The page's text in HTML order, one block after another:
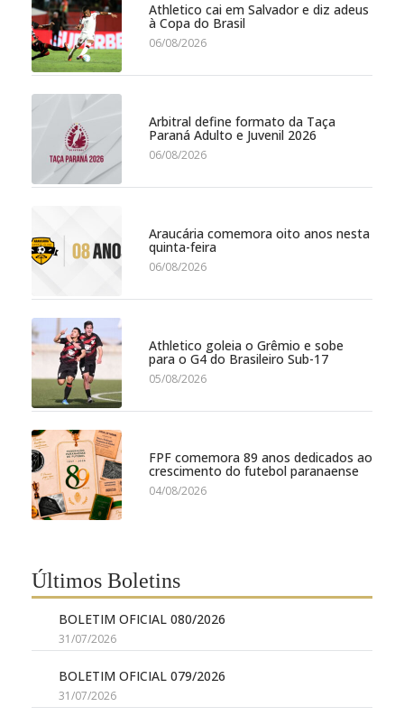
Athletico cai em Salvador e diz adeus
à Copa do Brasil
06/08/2026
Arbitral define formato da Taça
Paraná Adulto e Juvenil 2026
06/08/2026
Araucária comemora oito anos nesta
quinta-feira
06/08/2026
Athletico goleia o Grêmio e sobe
para o G4 do Brasileiro Sub-17
05/08/2026
FPF comemora 89 anos dedicados ao
crescimento do futebol paranaense
04/08/2026
Últimos Boletins
BOLETIM OFICIAL 080/2026
31/07/2026
BOLETIM OFICIAL 079/2026
31/07/2026